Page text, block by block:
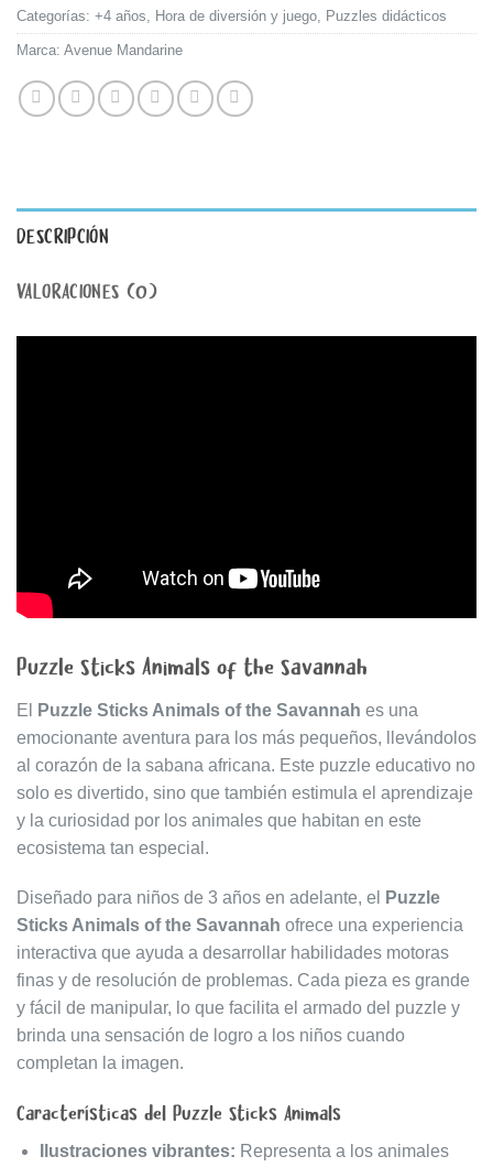
Categorías: +4 años Hora de diversión y juego Puzzles didácticos
Marca: Avenue Mandarine
DESCRIPCIÓN
VALORACIONES (0)
Puzzle Sticks Animals of the Savannah
El Puzzle Sticks Animals of the Savannah es una
emocionante aventura para los más pequeños, llevándolos
al corazón de la sabana africana. Este puzzle educativo no
solo es divertido, sino que también estimula el aprendizaje
y la curiosidad por los animales que habitan en este
ecosistema tan especial.
Diseñado para niños de 3 años en adelante, el
Puzzle
Sticks Animals of the Savannah ofrece una experiencia
interactiva que ayuda a desarrollar habilidades motoras
finas y de resolución de problemas. Cada pieza es grande
y fácil de manipular, lo que facilita el armado del puzzle y
brinda una sensación de logro a los niños cuando
completan la imagen.
Características del Puzzle Sticks Animals
Ilustraciones vibrantes: Representa a los animales